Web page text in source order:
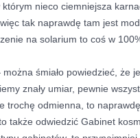
nieco ciemniejsza
tak naprawdę tam jest
na solarium to coś w
śmiało powiedzieć, że
znały umiar, pewnie
trochę odmienna, to
także odwiedzić Gabinet